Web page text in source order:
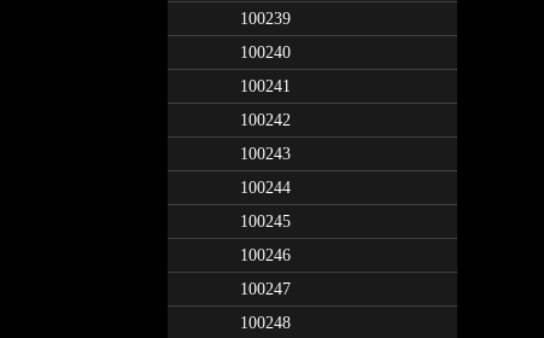
100239
100240
100241
100242
100243
100244
100245
100246
100247
100248